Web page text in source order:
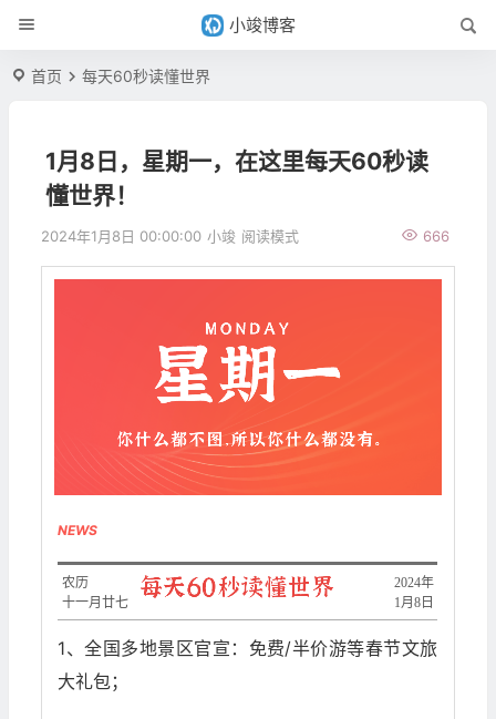
小竣博客
首页 每天60秒读懂世界
1月8日，星期一，在这里每天60秒读
懂世界！
2024年1月8日 00:00:00 小竣 666
阅读模式
NEWS
2024年
1月8日
农历
十一月廿七
1、全国多地景区官宣：免费/半价游等春节文旅
大礼包；